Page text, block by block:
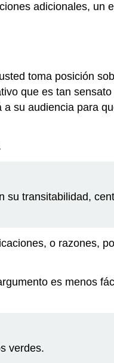
adicionales, un
toma posición
que es tan
su audiencia para
su transitabilidad,
o razones,
es menos
verdes.